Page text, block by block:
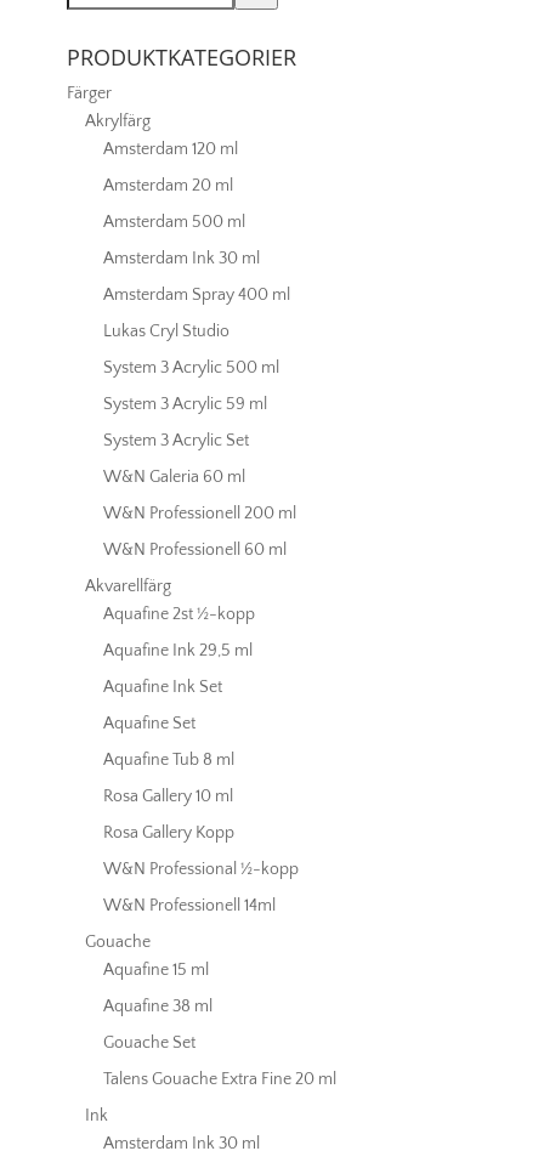
PRODUKTKATEGORIER
Färger
Akrylfärg
Amsterdam 120 ml
Amsterdam 20 ml
Amsterdam 500 ml
Amsterdam Ink 30 ml
Amsterdam Spray 400 ml
Lukas Cryl Studio
System 3 Acrylic 500 ml
System 3 Acrylic 59 ml
System 3 Acrylic Set
W&N Galeria 60 ml
W&N Professionell 200 ml
W&N Professionell 60 ml
Akvarellfärg
Aquafine 2st ½-kopp
Aquafine Ink 29,5 ml
Aquafine Ink Set
Aquafine Set
Aquafine Tub 8 ml
Rosa Gallery 10 ml
Rosa Gallery Kopp
W&N Professional ½-kopp
W&N Professionell 14ml
Gouache
Aquafine 15 ml
Aquafine 38 ml
Gouache Set
Talens Gouache Extra Fine 20 ml
Ink
Amsterdam Ink 30 ml